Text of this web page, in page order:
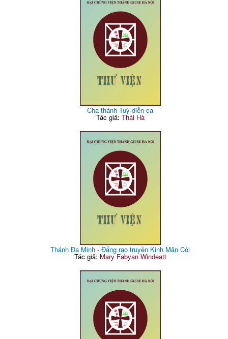
Cha thánh Tuỳ diễn ca
Tác giả: Thái Hà
Thánh Đa Minh - Đấng rao truyền Kinh Mân Côi
Tác giả: Mary Fabyan Windeatt